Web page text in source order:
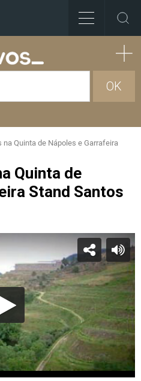
OK
na Quinta de Nápoles e Garrafeira
Quinta de
Stand Santos